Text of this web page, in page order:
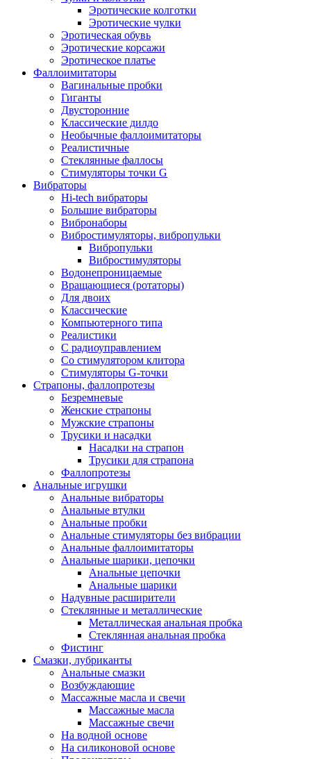
Эротические колготки
Эротические чулки
Эротическая обувь
Эротические корсажи
Эротическое платье
Фаллоимитаторы
Вагинальные пробки
Гиганты
Двусторонние
Классические дилдо
Необычные фаллоимитаторы
Реалистичные
Стеклянные фаллосы
Стимуляторы точки G
Вибраторы
Hi-tech вибраторы
Большие вибраторы
Вибронаборы
Вибростимуляторы, вибропульки
Вибропульки
Вибростимуляторы
Водонепроницаемые
Вращающиеся (ротаторы)
Для двоих
Классические
Компьютерного типа
Реалистики
С радиоуправлением
Со стимулятором клитора
Стимуляторы G-точки
Страпоны, фаллопротезы
Безремневые
Женские страпоны
Мужские страпоны
Трусики и насадки
Насадки на страпон
Трусики для страпона
Фаллопротезы
Анальные игрушки
Анальные вибраторы
Анальные втулки
Анальные пробки
Анальные стимуляторы без вибрации
Анальные фаллоимитаторы
Анальные шарики, цепочки
Анальные цепочки
Анальные шарики
Надувные расширители
Стеклянные и металлические
Металлическая анальная пробка
Стеклянная анальная пробка
Фистинг
Смазки, лубриканты
Анальные смазки
Возбуждающие
Массажные масла и свечи
Массажные масла
Массажные свечи
На водной основе
На силиконовой основе